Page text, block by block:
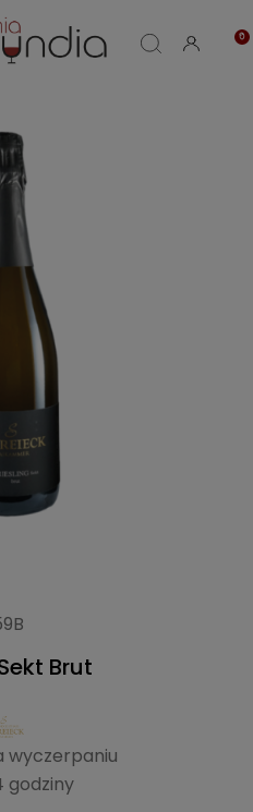
Brut
wyczerpaniu
godziny